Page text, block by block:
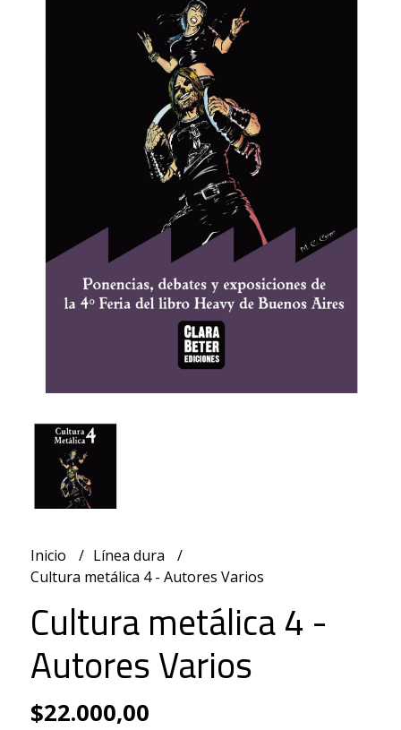
Inicio
Línea dura
Cultura metálica 4 - Autores Varios
Cultura metálica 4 -
Autores Varios
$22.000,00